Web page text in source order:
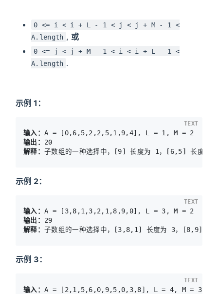
0 <= i < i + L - 1 < j < j + M - 1 <
A.length , 或
0 <= j < j + M - 1 < i < i + L - 1 <
A.length .
示例 1：
输入：
输出：
解释：
TEXT
示例 2：
输入：
输出：
解释：
TEXT
示例 3：
输入：
TEXT